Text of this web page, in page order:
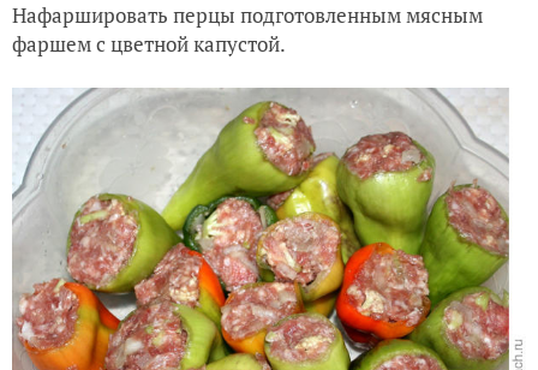
Нафаршировать перцы подготовленным мясным
фаршем с цветной капустой.